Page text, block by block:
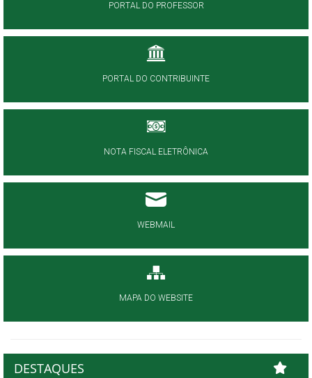
PORTAL DO PROFESSOR
PORTAL DO CONTRIBUINTE
NOTA FISCAL ELETRÔNICA
WEBMAIL
MAPA DO WEBSITE
DESTAQUES